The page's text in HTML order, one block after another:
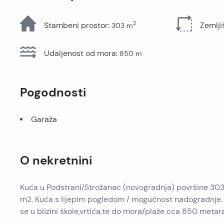
Stambeni prostor: 303 m2
Udaljenost od mora: 850 m
Pogodnosti
Garaža
O nekretnini
Kuća u Podstrani/Strožanac (novogradnja) površine
m2. Kuća s lijepim pogledom / mogućnost
se u blizini škole,vrtića,te do mora/plaže cca 850